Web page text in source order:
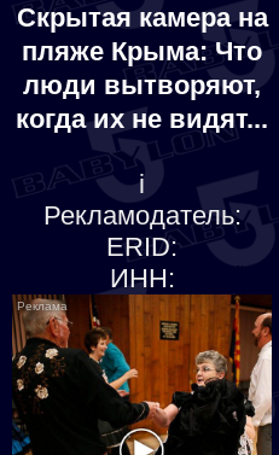
Скрытая камера на
пляже Крыма: Что
люди вытворяют,
когда их не видят...
i
Рекламодатель:
ERID:
ИНН: